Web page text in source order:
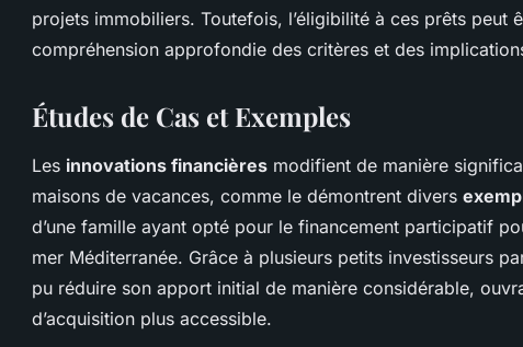
projets immobiliers. Toutefois, l’éligibilité à ces prêts peut
compréhension approfondie des critères et des
Études de Cas et Exemples
Les innovations financières modifient de manière
maisons de vacances, comme le démontrent divers
d’une famille ayant opté pour le financement participatif
mer Méditerranée. Grâce à plusieurs petits investisseurs
pu réduire son apport initial de manière considérable,
d’acquisition plus accessible.